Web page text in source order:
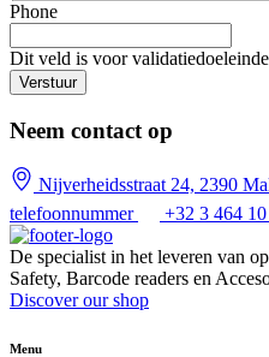
Phone
Dit veld is voor
Neem contact op
Nijverheidsstraat 24, 2390
telefoonnummer
+32 3 464
De specialist in het leveren van
Safety, Barcode readers en
Discover our shop
Menu